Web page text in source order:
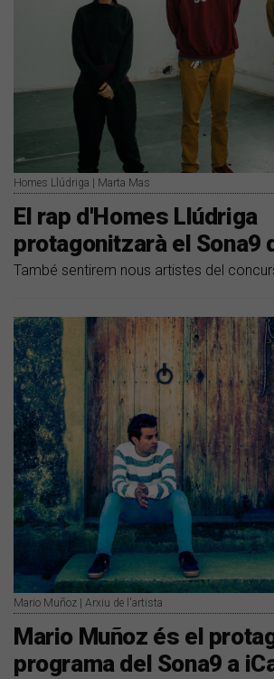
Homes Llúdriga | Marta Mas
El rap d'Homes Llúdriga
protagonitzarà el Sona9
També sentirem nous artistes del
Mario Muñoz | Arxiu de l'artista
Mario Muñoz és el
programa del Sona9 a